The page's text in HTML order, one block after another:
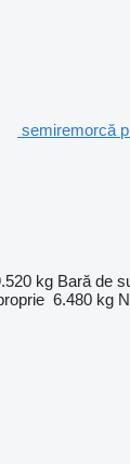
semiremorcă
kg Bară de
6.480 kg